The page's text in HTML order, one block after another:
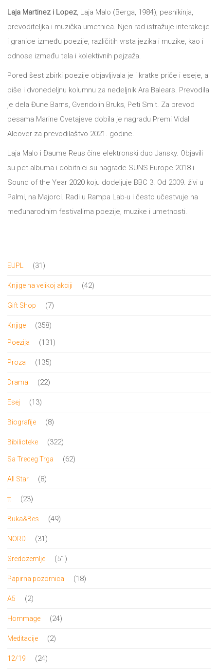
Star
tt
Buka&Bes
Sredozemlje
Papirna
pozornica
Hommage
12/19
se!
Poezija!
NOVOSTI
GIFT
SHOP
O
NAMA
KNJIŽARA
TREĆE
Laja Martinez i Lopez, Laja Malo (Berga, 1984), pesnikinja,
prevoditeljka i muzička umetnica. Njen rad istražuje interakcije
i granice između poezije, različitih vrsta jezika i muzike, kao i
odnose između tela i kolektivnih pejzaža.
Pored šest zbirki poezije objavljivala je i kratke priče i eseje, a
piše i dvonedeljnu kolumnu za nedeljnik Ara Balears. Prevodila
je dela Đune Barns, Gvendolin Bruks, Peti Smit. Za prevod
pesama Marine Cvetajeve dobila je nagradu Premi Vidal
Alcover za prevodilaštvo 2021. godine.
Laja Malo i Đaume Reus čine elektronski duo Jansky. Objavili
su pet albuma i dobitnici su nagrade SUNS Europe 2018 i
Sound of the Year 2020 koju dodeljuje BBC 3. Od 2009. živi u
Palmi, na Majorci. Radi u Rampa Lab-u i često učestvuje na
međunarodnim festivalima poezije, muzike i umetnosti.
EUPL 3131
Knjige na velikoj akciji 4242
Gift Shop 77
Knjige 358358
proizvoda
Poezija 131131
Proza 135135
Drama 2222
Esej 1313
Biografije 88
Bibilioteke 322322
proizvoda
Sa Treceg Trga 6262
All Star 88
tt 2323
Buka&Bes 4949
NORD 3131
Sredozemlje 5151
Papirna pozornica 1818
A5 22
Hommage 2424
Meditacije 22
12/19 2424